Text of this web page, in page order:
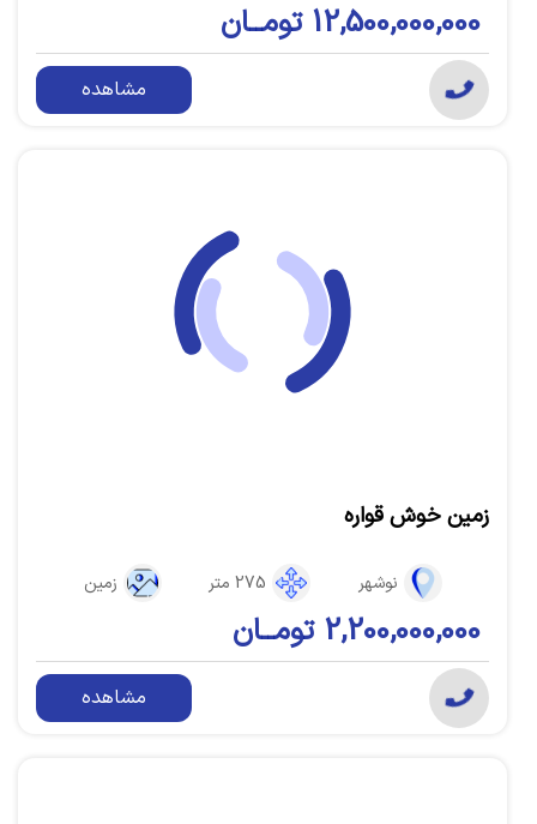
12,500,000,000 تومــان
مشاهده
زمین خوش قواره
نوشهر 275 متر زمین
2,200,000,000 تومــان
مشاهده